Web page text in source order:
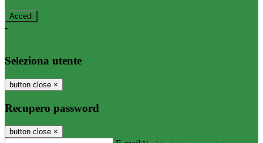
-
Seleziona utente
button close ×
Recupero password
button close ×